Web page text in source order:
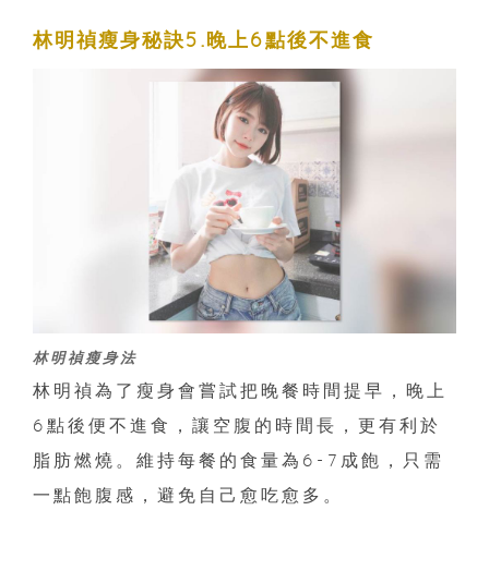
林明禎瘦身秘訣5.晚上6點後不進食
林明禎瘦身法
林明禎為了瘦身會嘗試把晚餐時間提早，晚上
6點後便不進食，讓空腹的時間長，更有利於
脂肪燃燒。維持每餐的食量為6-7成飽，只需
一點飽腹感，避免自己愈吃愈多。